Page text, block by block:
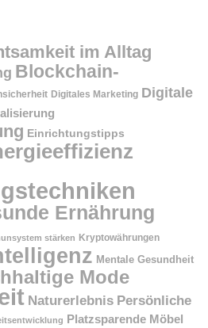
im Alltag
Blockchain-
Digitales Marketing Digitale
Einrichtungstipps
Ernährung
stärken Kryptowährungen
Mentale Gesundheit
Mode
Naturerlebnis Persönliche
Platzsparende Möbel